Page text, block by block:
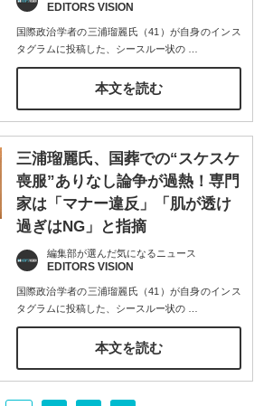
EDITORS VISION
国際政治学者の三浦瑠麗氏（41）が自身のインス
タグラムに投稿した、シースルー状の…
本文を読む
三浦瑠麗氏、国葬での“スケスケ
喪服”ありなし論争が過熱！専門
家は「マナー違反」「肌が透け
過ぎはNG」と指摘
編集部が選んだ気になるニュース
EDITORS VISION
国際政治学者の三浦瑠麗氏（41）が自身のインス
タグラムに投稿した、シースルー状の…
本文を読む